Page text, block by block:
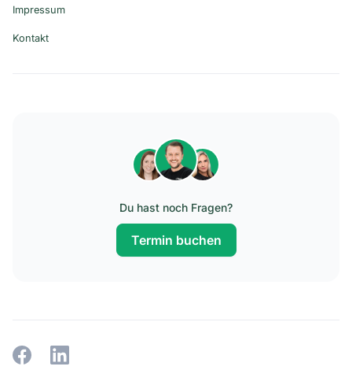
Impressum
Kontakt
Du hast noch Fragen?
Termin buchen